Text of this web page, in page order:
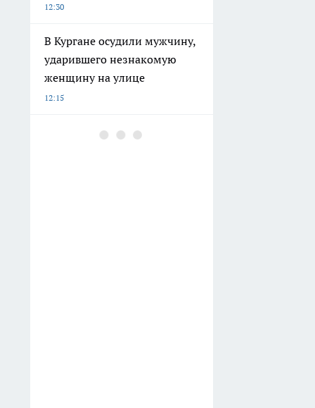
12:30
В Кургане осудили мужчину,
ударившего незнакомую
женщину на улице
12:15
Завариваю черный чай по